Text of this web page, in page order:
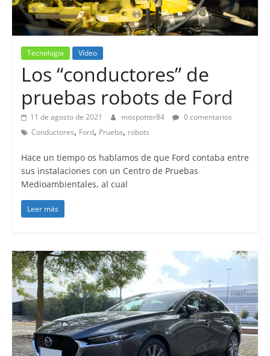
Tecnología Vídeo
Los “conductores” de
pruebas robots de Ford
11 de agosto de 2021 mospotter84
0 comentarios
Conductores, Ford, Prueba, robots
Hace un tiempo os hablamos de que Ford contaba entre
sus instalaciones con un Centro de Pruebas
Medioambientales, al cual
Leer más